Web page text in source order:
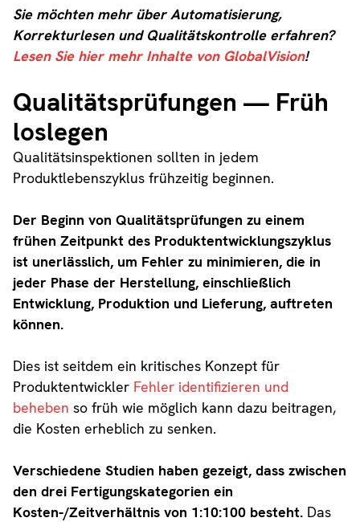
Sie möchten mehr über Automatisierung,
Korrekturlesen und Qualitätskontrolle erfahren?
Lesen Sie hier mehr Inhalte von GlobalVision!
Qualitätsprüfungen — Früh
loslegen
Qualitätsinspektionen sollten in jedem
Produktlebenszyklus frühzeitig beginnen.
Der Beginn von Qualitätsprüfungen zu einem
frühen Zeitpunkt des Produktentwicklungszyklus
ist unerlässlich, um Fehler zu minimieren, die in
jeder Phase der Herstellung, einschließlich
Entwicklung, Produktion und Lieferung, auftreten
können.
Dies ist seitdem ein kritisches Konzept für
Produktentwickler Fehler identifizieren und
beheben so früh wie möglich kann dazu beitragen,
die Kosten erheblich zu senken.
Verschiedene Studien haben gezeigt, dass zwischen
den drei Fertigungskategorien ein
Kosten-/Zeitverhältnis von 1:10:100 besteht. Das